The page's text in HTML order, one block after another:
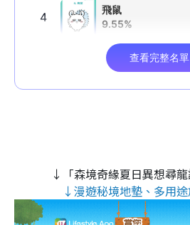
↓「森境奇緣夏日異想尋
↓漫遊秘境地墊、多用